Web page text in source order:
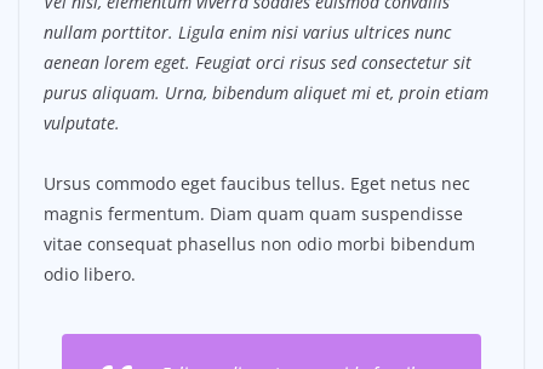
nullam porttitor. Ligula enim nisi varius ultrices nunc
aenean lorem eget. Feugiat orci risus sed consectetur sit
purus aliquam. Urna, bibendum aliquet mi et, proin etiam
vulputate.
Ursus commodo eget faucibus tellus. Eget netus nec
magnis fermentum. Diam quam quam suspendisse
vitae consequat phasellus non odio morbi bibendum
odio libero.